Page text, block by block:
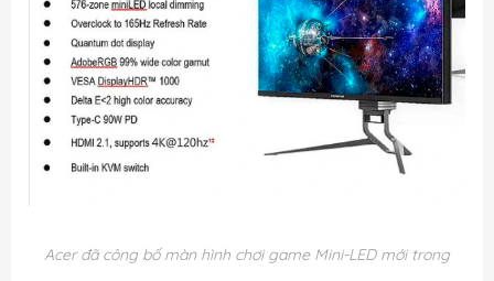
Acer đã công bố màn hình chơi game Mini-LED mới trong